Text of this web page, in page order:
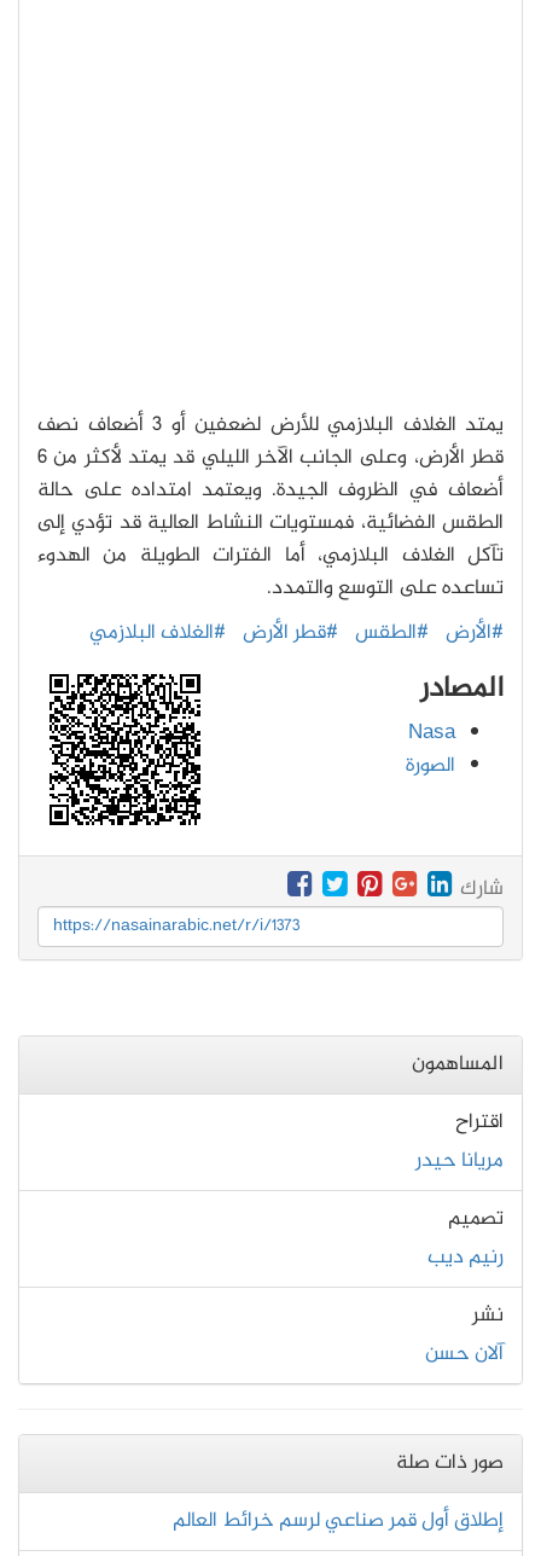
يمتد الغلاف البلازمي للأرض لضعفين أو 3 أضعاف نصف
قطر الأرض، وعلى الجانب الآخر الليلي قد يمتد لأكثر من 6
أضعاف في الظروف الجيدة. ويعتمد امتداده على حالة
الطقس الفضائية، فمستويات النشاط العالية قد تؤدي إلى
تآكل الغلاف البلازمي، أما الفترات الطويلة من الهدوء
تساعده على التوسع والتمدد.
#الأرض #الطقس #قطر الأرض #الغلاف البلازمي
المصادر
Nasa
الصورة
شارك
https://nasainarabic.net/r/i/1373
المساهمون
اقتراح
مريانا حيدر
تصميم
رنيم ديب
نشر
آلان حسن
صور ذات صلة
إطلاق أول قمر صناعي لرسم خرائط العالم